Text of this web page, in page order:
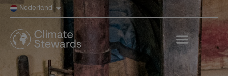
Nederland